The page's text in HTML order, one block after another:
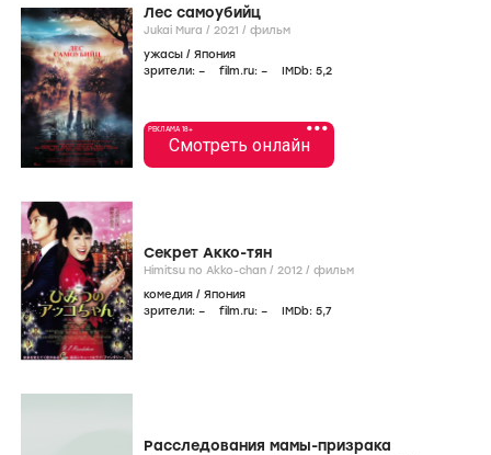
Лес самоубийц
Jukai Mura / 2021 / фильм
ужасы / Япония
зрители: – film.ru: – IMDb: 5,2
•••
РЕКЛАМА 18+
Смотреть онлайн
Секрет Акко-тян
Himitsu no Akko-chan / 2012 / фильм
комедия / Япония
зрители: – film.ru: – IMDb: 5,7
Расследования мамы-призрака